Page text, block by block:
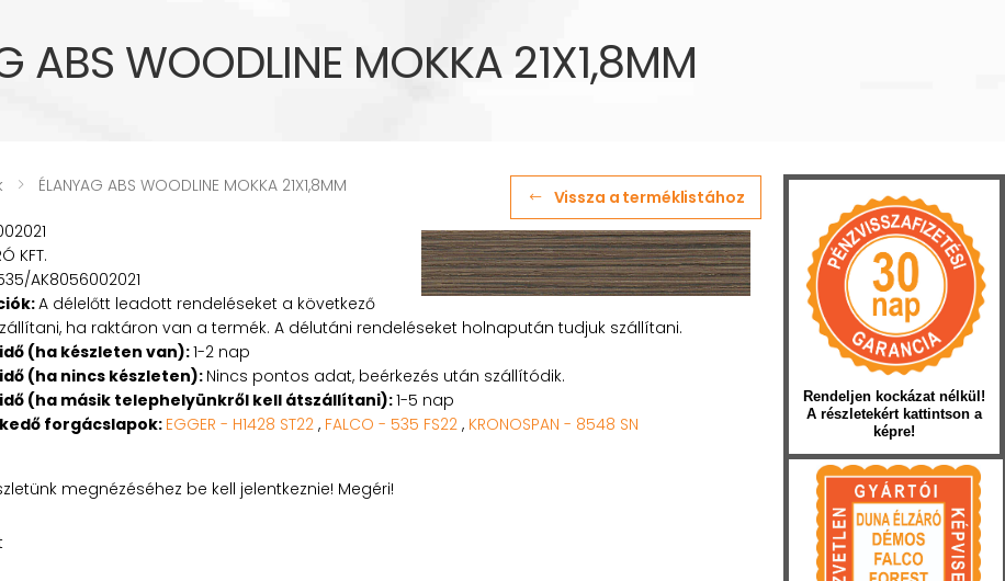
ABS WOODLINE MOKKA 21X1,8MM
ÉLANYAG ABS WOODLINE MOKKA 21X1,8MM
Vissza a terméklistához
KFT.
AK8056002021
A délelőtt leadott rendeléseket a következő
ha raktáron van a termék. A délutáni rendeléseket holnapután tudjuk szállítani.
(ha készleten van):1-2 nap
(ha nincs készleten):Nincs pontos adat, beérkezés után szállítódik.
(ha másik telephelyünkről kell átszállítani):1-5 nap
forgácslapok: EGGER - H1428 ST22, FALCO - 535 FS22, KRONOSPAN - 8548 SN
megnézéséhez be kell jelentkeznie! Megéri!
Rendeljen kockázat nélkül!
A részletekért kattintson a
képre!